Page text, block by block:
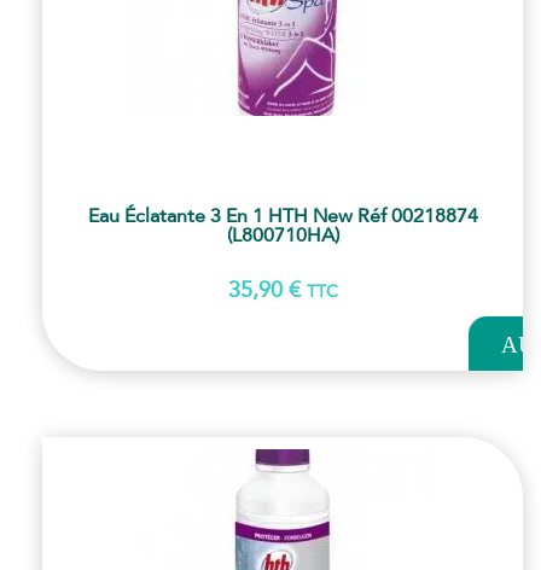
Eau Éclatante 3 En 1 HTH New Réf 00218874
(L800710HA)
35,90 € TTC
AU